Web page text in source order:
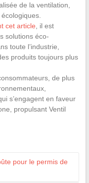
de la ventilation,
cet article , il est
solutions éco-
toute l’industrie,
produits toujours plus
de plus
s’engagent en faveur
propulsant Ventil
pour le permis de